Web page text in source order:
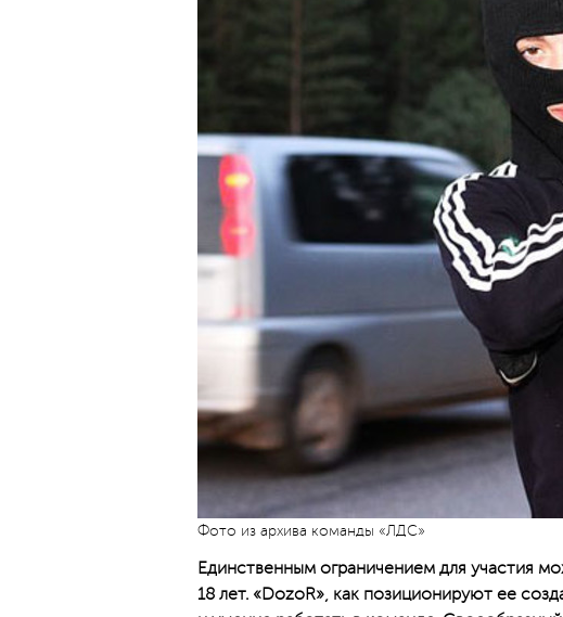
Фото из архива команды «ЛДС»
Единственным ограничением для участия
18 лет. «DozoR», как позиционируют ее